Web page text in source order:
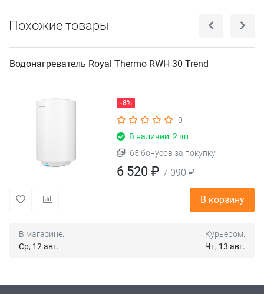
Похожие товары
Водонагреватель Royal Thermo RWH 30 Trend
-8%
0
В наличии: 2 шт
65 бонусов за покупку
6 520 ₽7 090 ₽
В корзину
В магазине:
Ср, 12 авг.
Курьером:
Чт, 13 авг.